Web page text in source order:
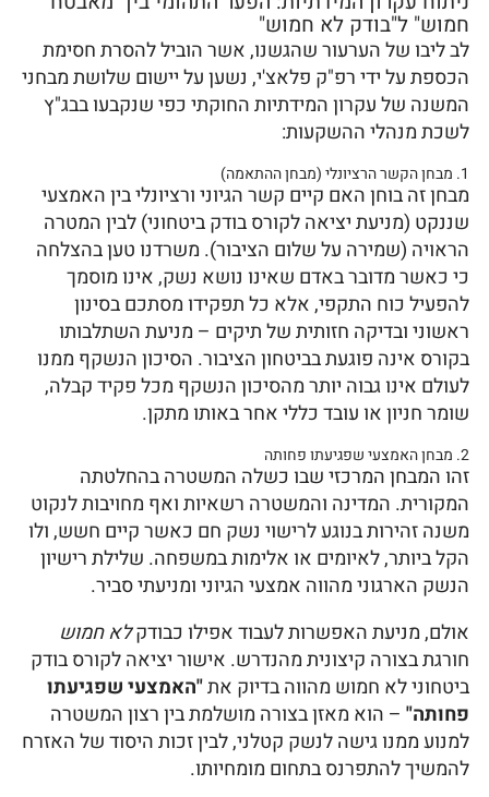
חמוש" ל"בודק לא חמוש"
לב ליבו של הערעור שהגשנו, אשר הוביל להסרת חסימת
הכספת על ידי רפ"ק פלאצ'י, נשען על יישום שלושת מבחני
המשנה של עקרון המידתיות החוקתי כפי שנקבעו בבג"ץ
לשכת מנהלי ההשקעות:
1. מבחן הקשר הרציונלי (מבחן ההתאמה)
מבחן זה בוחן האם קיים קשר הגיוני ורציונלי בין האמצעי
שננקט (מניעת יציאה לקורס בודק ביטחוני) לבין המטרה
הראויה (שמירה על שלום הציבור). משרדנו טען בהצלחה
כי כאשר מדובר באדם שאינו נושא נשק, אינו מוסמך
להפעיל כוח התקפי, אלא כל תפקידו מסתכם בסינון
ראשוני ובדיקה חזותית של תיקים – מניעת השתלבותו
בקורס אינה פוגעת בביטחון הציבור. הסיכון הנשקף ממנו
לעולם אינו גבוה יותר מהסיכון הנשקף מכל פקיד קבלה,
שומר חניון או עובד כללי אחר באותו מתקן.
2. מבחן האמצעי שפגיעתו פחותה
זהו המבחן המרכזי שבו כשלה המשטרה בהחלטתה
המקורית. המדינה והמשטרה רשאיות ואף מחויבות לנקוט
משנה זהירות בנוגע לרישוי נשק חם כאשר קיים חשש, ולו
הקל ביותר, לאיומים או אלימות במשפחה. שלילת רישיון
הנשק הארגוני מהווה אמצעי הגיוני ומניעתי סביר.
אולם, מניעת האפשרות לעבוד אפילו כבודקלא חמוש
חורגת בצורה קיצונית מהנדרש. אישור יציאה לקורס בודק
ביטחוני לא חמוש מהווה בדיוק את"האמצעי שפגיעתו
פחותה"– הוא מאזן בצורה מושלמת בין רצון המשטרה
למנוע ממנו גישה לנשק קטלני, לבין זכות היסוד של האזרח
להמשיך להתפרנס בתחום מומחיותו.